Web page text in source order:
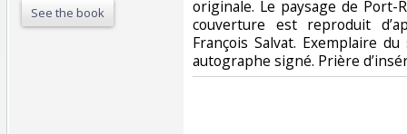
See the book
originale. Le paysage de Port-
couverture est reproduit
François Salvat. Exemplaire
autographe signé. Prière